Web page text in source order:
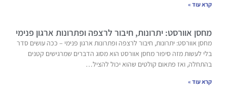
קרא עוד »
מחסן אוורסט: יתרונות, חיבור לרצפה ופתרונות ארגון פנימי
מחסן אוורסט: יתרונות, חיבור לרצפה ופתרונות ארגון פנימי – ככה עושים סדר
בלי לעשות מזה סיפור מחסן אוורסט הוא מסוג הדברים שמרגישים קטנים
בהתחלה, ואז פתאום קולטים שהוא יכול להציל…
קרא עוד »